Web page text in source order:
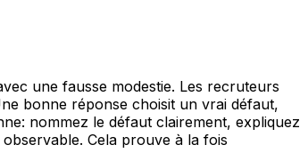
une fausse modestie. Les recruteurs
bonne réponse choisit un vrai défaut,
nommez le défaut clairement, expliquez
Cela prouve à la fois